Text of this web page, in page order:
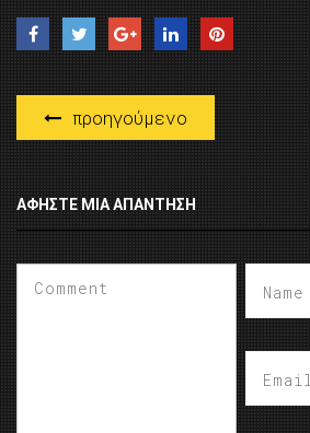
προηγούμενο
ΑΦΉΣΤΕ ΜΙΑ ΑΠΆΝΤΗΣΗ